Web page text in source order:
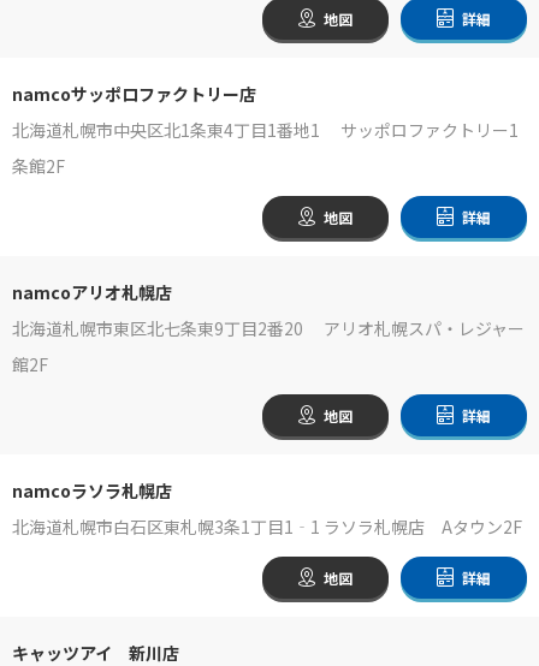
地図 詳細
namcoサッポロファクトリー店
北海道札幌市中央区北1条東4丁目1番地1 サッポロファクトリー1
条館2F
地図 詳細
namcoアリオ札幌店
北海道札幌市東区北七条東9丁目2番20 アリオ札幌スパ・レジャー
館2F
地図 詳細
namcoラソラ札幌店
北海道札幌市白石区東札幌3条1丁目1‐1 ラソラ札幌店 Aタウン2F
地図 詳細
キャッツアイ 新川店